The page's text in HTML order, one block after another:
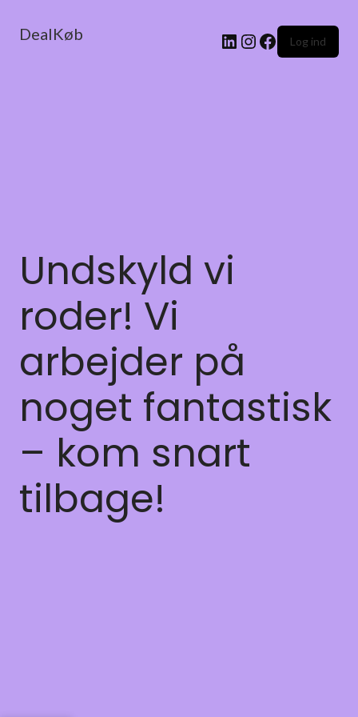
DealKøb Log ind
Undskyld vi
roder! Vi
arbejder på
noget fantastisk
– kom snart
tilbage!